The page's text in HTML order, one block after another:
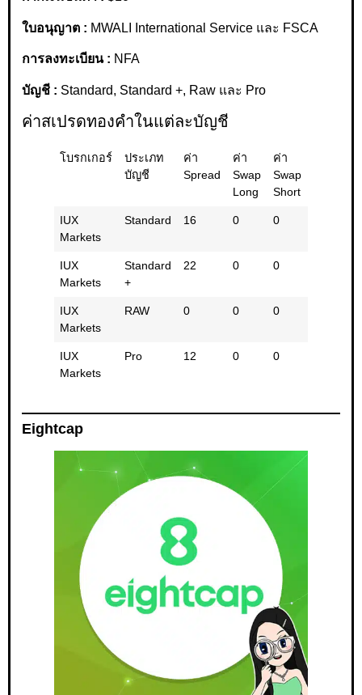
ใบอนุญาต : MWALI International Service และ FSCA
การลงทะเบียน : NFA
บัญชี : Standard, Standard +, Raw และ Pro
ค่าสเปรดทองคำในแต่ละบัญชี
โบรกเกอร์
ประเภท
บัญชี
ค่า
Spread
ค่า
Swap
Long
ค่า
Swap
Short
IUX
Markets
Standard 16 0 0
IUX
Markets
Standard
+
22 0 0
IUX
Markets
RAW 0 0 0
IUX
Markets
Pro 12 0 0
Eightcap